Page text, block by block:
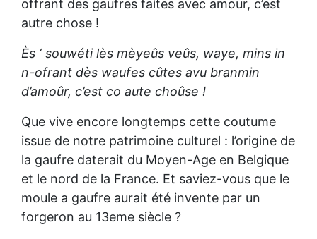
offrant des gaufres faites avec amour, c’est
autre chose !
Ès ‘ souwéti lès mèyeûs veûs, waye, mins in
n-ofrant dès waufes cûtes avu branmin
d’amoûr, c’est co aute choûse !
Que vive encore longtemps cette coutume
issue de notre patrimoine culturel : l’origine de
la gaufre daterait du Moyen-Age en Belgique
et le nord de la France. Et saviez-vous que le
moule a gaufre aurait été invente par un
forgeron au 13eme siècle ?